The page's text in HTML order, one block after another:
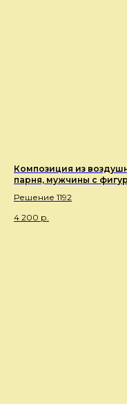
Композиция из
парня, мужчины с
Решение 1192
4 200 р.